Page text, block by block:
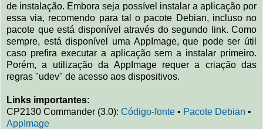
de instalação. Embora seja possível instalar a aplicação por
essa via, recomendo para tal o pacote Debian, incluso no
pacote que está disponível através do segundo link. Como
sempre, está disponível uma AppImage, que pode ser útil
caso prefira executar a aplicação sem a instalar primeiro.
Porém, a utilização da AppImage requer a criação das
regras "udev" de acesso aos dispositivos.
Links importantes:
CP2130 Commander (3.0): Código-fonte • Pacote Debian •
AppImage